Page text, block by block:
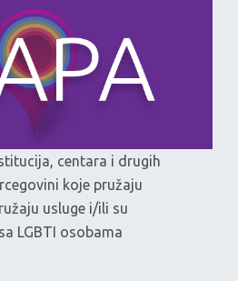
centara i drugih
koje pružaju
usluge i/ili su
LGBTI osobama